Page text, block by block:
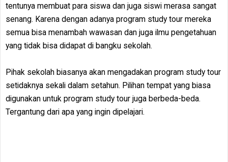
tentunya membuat para siswa dan juga siswi merasa sangat
senang. Karena dengan adanya program study tour mereka
semua bisa menambah wawasan dan juga ilmu pengetahuan
yang tidak bisa didapat di bangku sekolah.
Pihak sekolah biasanya akan mengadakan program study tour
setidaknya sekali dalam setahun. Pilihan tempat yang biasa
digunakan untuk program study tour juga berbeda-beda.
Tergantung dari apa yang ingin dipelajari.